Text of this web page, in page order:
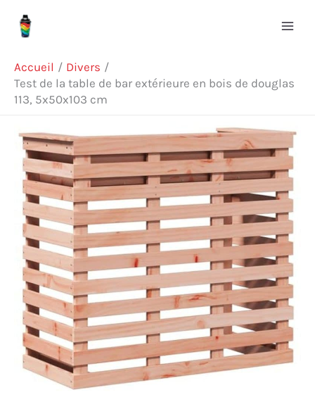
Accueil
Divers
Test de la table de bar extérieure en bois de douglas
113, 5x50x103 cm
Rechercher